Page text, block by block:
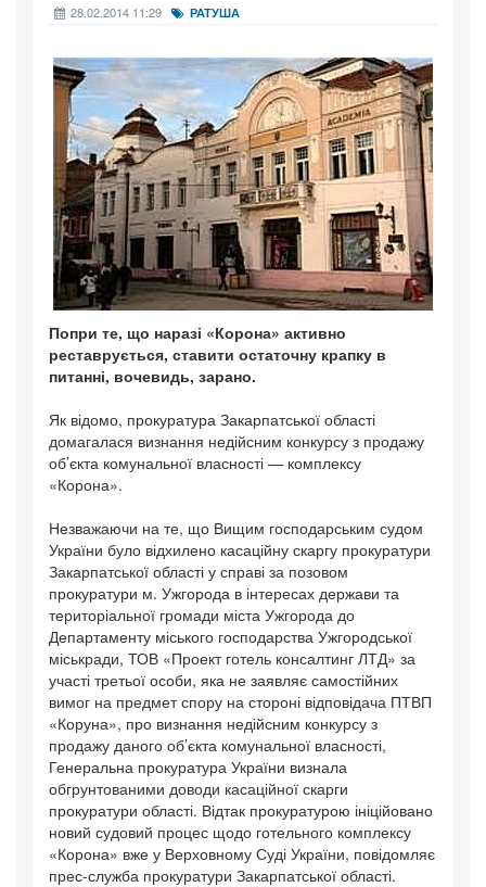
28.02.2014 11:29 РАТУША
Попри те, що наразі «Корона» активно
реставрується, ставити остаточну крапку в
питанні, вочевидь, зарано.
Як відомо, прокуратура Закарпатської області
домагалася визнання недійсним конкурсу з продажу
об’єкта комунальної власності — комплексу
«Корона».
Незважаючи на те, що Вищим господарським судом
України було відхилено касаційну скаргу прокуратури
Закарпатської області у справі за позовом
прокуратури м. Ужгорода в інтересах держави та
територіальної громади міста Ужгорода до
Департаменту міського господарства Ужгородської
міськради, ТОВ «Проект готель консалтинг ЛТД» за
участі третьої особи, яка не заявляє самостійних
вимог на предмет спору на стороні відповідача ПТВП
«Коруна», про визнання недійсним конкурсу з
продажу даного об’єкта комунальної власності,
Генеральна прокуратура України визнала
обгрунтованими доводи касаційної скарги
прокуратури області. Відтак прокуратурою ініційовано
новий судовий процес щодо готельного комплексу
«Корона» вже у Верховному Суді України, повідомляє
прес-служба прокуратури Закарпатської області.